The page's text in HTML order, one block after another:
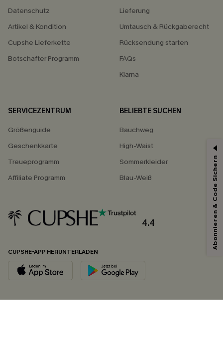
Datenschutz
Artikel & Kondition
Cupshe Lieferkette
Botschafter Programm
Lieferung
Umtausch & Rückgaberecht
Rücksendung starten
FAQs
Klarna
SERVICEZENTRUM
Größenguide
Geschenkkarte
Treueprogramm
Affiliate Programm
BELIEBTE SUCHEN
Bauchweg
High-Waist
Sommerkleider
Blau-Weiß
4.4
CUPSHE-APP HERUNTERLADEN
Abonnieren & Code Sichern